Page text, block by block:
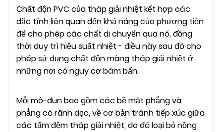
Chất độn PVC của tháp giải nhiệt kết hợp các
đặc tính liên quan đến khả năng của phương tiện
để cho phép các chất di chuyển qua nó, đồng
thời duy trì hiệu suất nhiệt - điều này sau đó cho
phép sử dụng chất độn màng tháp giải nhiệt ở
những nơi có nguy cơ bám bẩn.
Mỗi mô-đun bao gồm các bề mặt phẳng và
phẳng có rãnh dọc, về cơ bản tránh tiếp xúc giữa
các tấm đệm tháp giải nhiệt, do đó loại bỏ nồng